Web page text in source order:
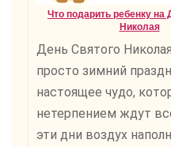
Что подарить ребенку на
Николая
День Святого
просто зимний
настоящее чудо,
нетерпением ждут
эти дни воздух